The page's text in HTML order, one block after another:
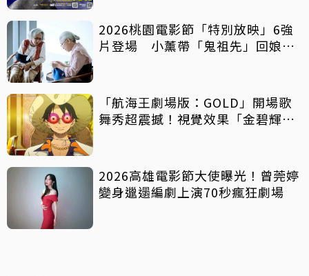
2026桃園電影節「特別放映」6強
片登場 小薰帶「鬼祖先」回娘
「航海王劇場版：GOLD」開場歌
舞秀超震撼！視覺效果「金碧輝
2026高雄電影節大使曝光！曾莞婷
變身邋遢編劇上演70秒瘋狂劇場